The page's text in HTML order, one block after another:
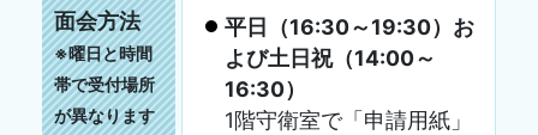
面会方法
※曜日と時間
帯で受付場所
が異なります
平日（16:30～19:30）お
よび土日祝（14:00～
16:30）
1階守衛室で「申請用紙」